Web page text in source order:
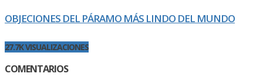
OBJECIONES DEL PÁRAMO MÁS LINDO DEL MUNDO
27.7K VISUALIZACIONES
COMENTARIOS